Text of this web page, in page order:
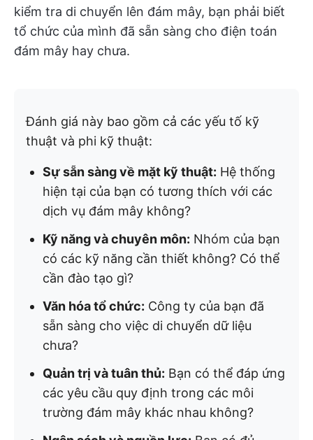
kiểm tra di chuyển lên đám mây, bạn phải biết
tổ chức của mình đã sẵn sàng cho điện toán
đám mây hay chưa.
Đánh giá này bao gồm cả các yếu tố kỹ
thuật và phi kỹ thuật:
Sự sẵn sàng về mặt kỹ thuật: Hệ thống
hiện tại của bạn có tương thích với các
dịch vụ đám mây không?
Kỹ năng và chuyên môn: Nhóm của bạn
có các kỹ năng cần thiết không? Có thể
cần đào tạo gì?
Văn hóa tổ chức: Công ty của bạn đã
sẵn sàng cho việc di chuyển dữ liệu
chưa?
Quản trị và tuân thủ: Bạn có thể đáp ứng
các yêu cầu quy định trong các môi
trường đám mây khác nhau không?